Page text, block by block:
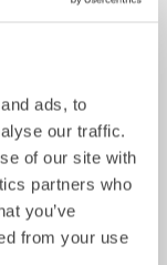
ads, to
our traffic.
of our site with
partners who
you’ve
from your use